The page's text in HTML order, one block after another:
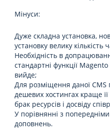
Мінуси:
Дуже складна установка,
установку велику кількість
Необхідність в
стандартні функції
вийде;
Для розміщення даної
дешевих хостингах краще
брак ресурсів і досвіду
У порівнянні з
доповнень.